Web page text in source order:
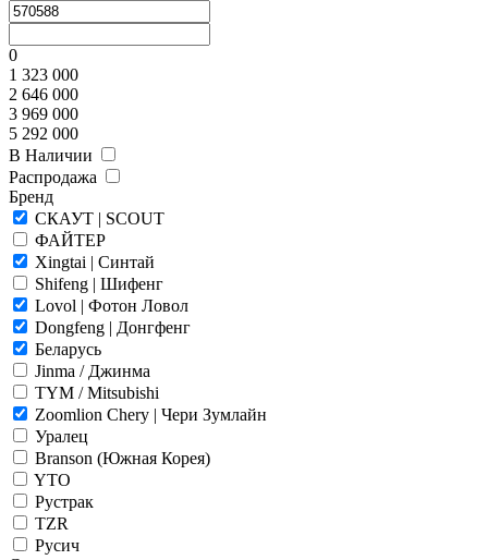
0
1 323 000
2 646 000
3 969 000
5 292 000
В Наличии
Распродажа
Бренд
СКАУТ | SCOUT
ФАЙТЕР
Xingtai | Синтай
Shifeng | Шифенг
Lovol | Фотон Ловол
Dongfeng | Донгфенг
Беларусь
Jinma / Джинма
TYM / Mitsubishi
Zoomlion Chery | Чери Зумлайн
Уралец
Branson (Южная Корея)
YTO
Рустрак
TZR
Русич